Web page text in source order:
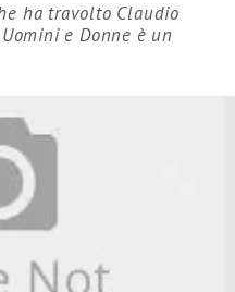
ha travolto Claudio
e Donne è un